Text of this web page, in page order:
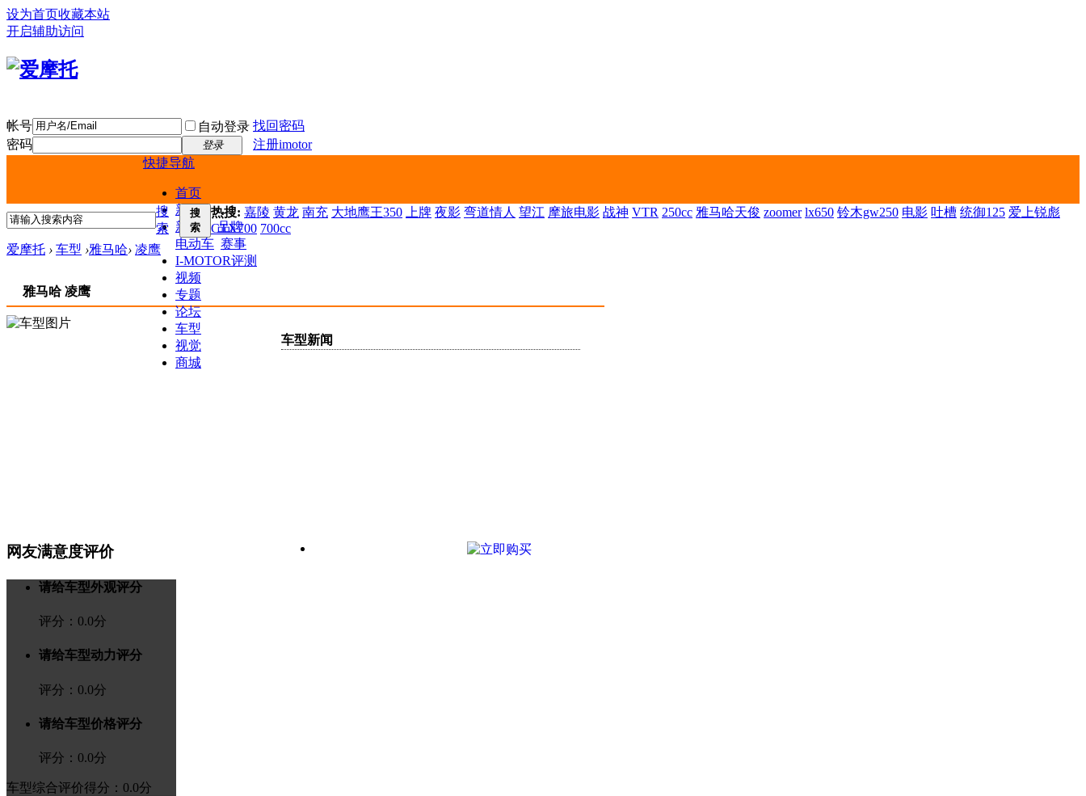
设为首页收藏本站
开启辅助访问
帐号 自动登录 找回密码
密码
登录
注册imotor
快捷导航
首页
新闻
新车
品牌
电动车 赛事
I-MOTOR评测
视频
专题
论坛
车型
视觉
商城
搜
索
搜
索
热搜: 嘉陵 黄龙 南充 大地鹰王350 上牌 夜影 弯道情人 望江 摩旅电影 战神 VTR 250cc 雅马哈天俊 zoomer lx650 铃木gw250 电影 吐槽 统御125 爱上锐彪
CTX700 700cc
爱摩托 › 车型 ›雅马哈› 凌鹰
雅马哈 凌鹰
车型新闻
网友满意度评价
请给车型外观评分
评分： 0.0分
请给车型动力评分
评分： 0.0分
请给车型价格评分
评分： 0.0分
车型综合评价得分：0.0分